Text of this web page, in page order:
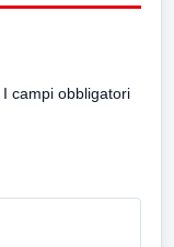
I campi obbligatori